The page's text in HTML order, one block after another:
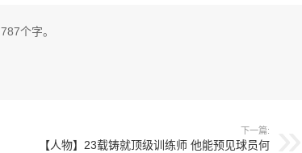
个字。
下一篇:
【人物】23载铸就顶级训练师 他能预见球员何